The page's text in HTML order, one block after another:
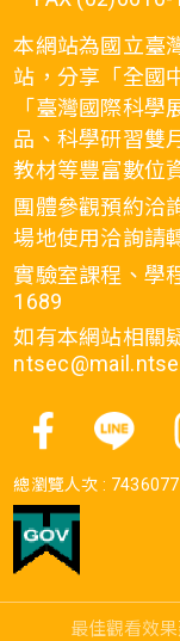
本網站為國立臺
站，分享「全國
「臺灣國際科
品、科學研習雙
教材等豐富數位
團體參觀預約洽
場地使用洽詢請
實驗室課程、學
1689
如有本網站相關
總瀏覽人次 :
最佳觀看效